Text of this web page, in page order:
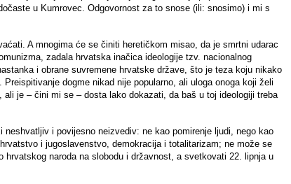
u Kumrovec. Odgovornost za to snose (ili: snosimo) i mi s
A mnogima će se činiti heretičkom misao, da je smrtni udarac
zadala hrvatska inačica ideologije tzv. nacionalnog
i obrane suvremene hrvatske države, što je teza koju nikako
dogme nikad nije popularno, ali uloga onoga koji želi
je – čini mi se – dosta lako dokazati, da baš u toj ideologiji treba
i povijesno neizvediv: ne kao pomirenje ljudi, nego kao
i jugoslavenstvo, demokracija i totalitarizam; ne može se
hrvatskog naroda na slobodu i državnost, a svetkovati 22. lipnja u